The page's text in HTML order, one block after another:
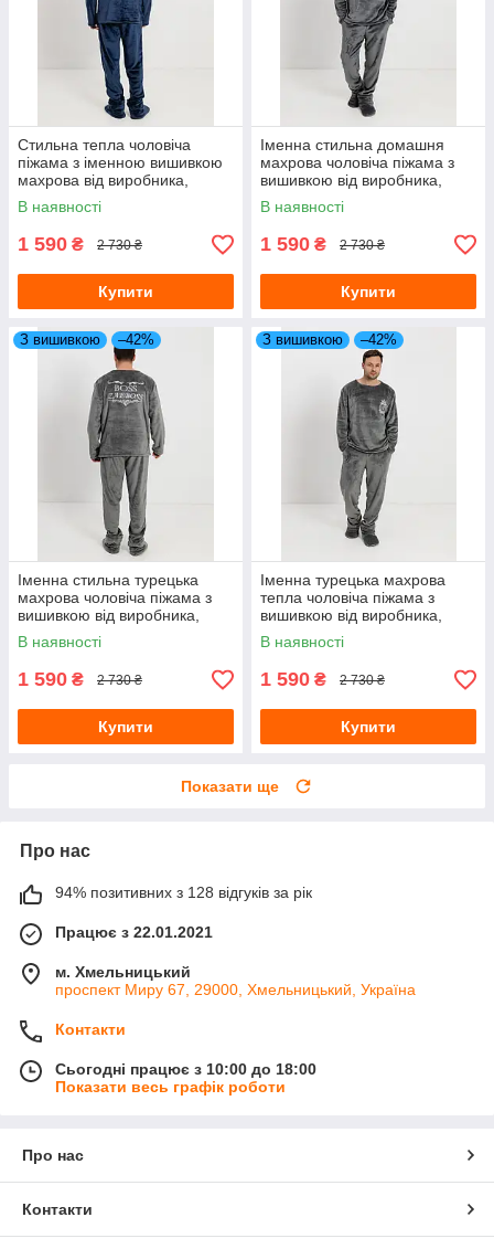
Стильна тепла чоловіча
піжама з іменною вишивкою
махрова від виробника,
Турецькі чоловічі піжами
В наявності
1 590 ₴ 2 730 ₴
Купити
Іменна стильна домашня
махрова чоловіча піжама з
вишивкою від виробника,
Теплі чоловічі піжами
В наявності
1 590 ₴ 2 730 ₴
Купити
З вишивкою –42%
Іменна стильна турецька
махрова чоловіча піжама з
вишивкою від виробника,
Теплі чоловічі піжами
В наявності
1 590 ₴ 2 730 ₴
Купити
З вишивкою –42%
Іменна турецька махрова
тепла чоловіча піжама з
вишивкою від виробника,
Піжами для чоловіків
В наявності
1 590 ₴ 2 730 ₴
Купити
Показати ще
Про нас
94% позитивних з 128 відгуків за рік
Працює з 22.01.2021
м. Хмельницький
проспект Миру 67, 29000, Хмельницький, Україна
Контакти
Сьогодні працює з 10:00 до 18:00
Показати весь графік роботи
Про нас
Контакти